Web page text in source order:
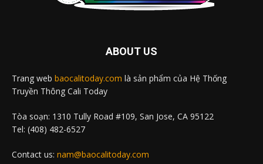
ABOUT US
Trang web baocalitoday.com là sản phẩm của Hệ Thống
Truyền Thông Cali Today
Tòa soạn: 1310 Tully Road #109, San Jose, CA 95122
Tel: (408) 482-6527
Contact us: nam@baocalitoday.com